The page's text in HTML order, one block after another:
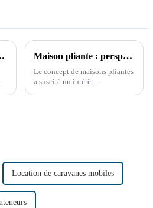
développement de la Chine Maison pliante : perspectives de développement futur
Le concept de maisons pliantes
a suscité un intérêt
Location de caravanes mobiles